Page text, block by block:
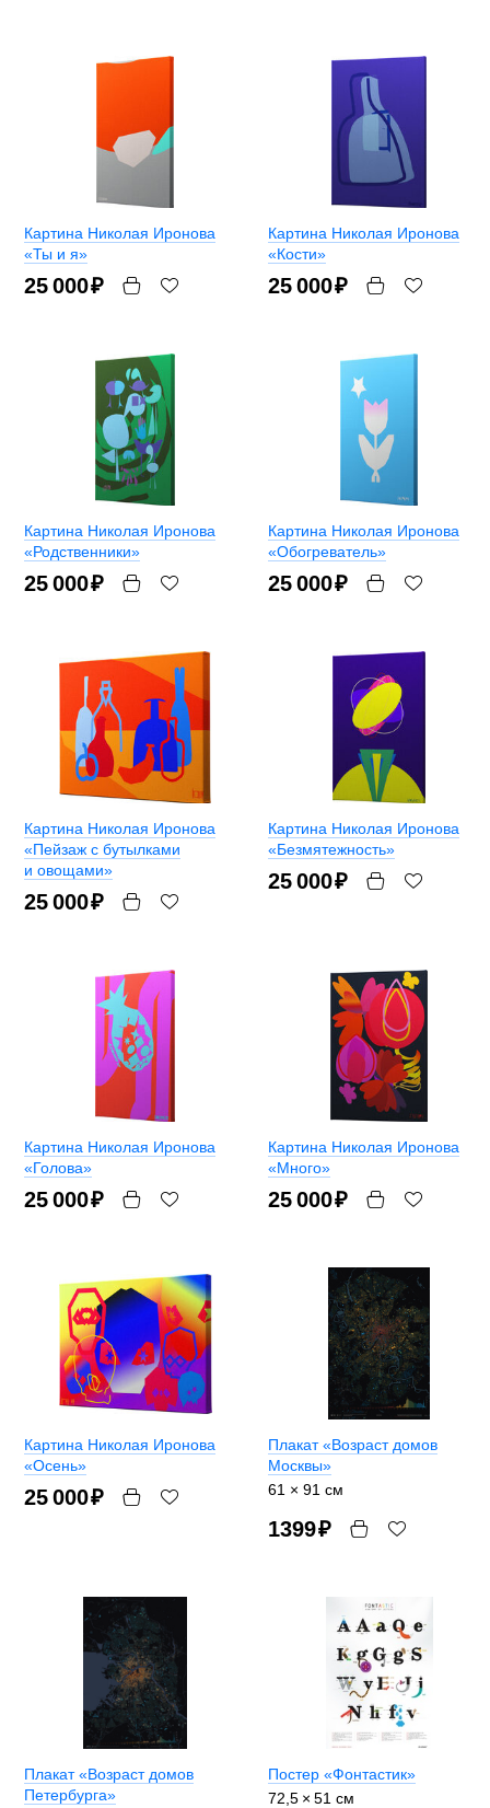
Картина Николая Иронова
«Ты и я»
25 000₽
Картина Николая Иронова
«Кости»
25 000₽
Картина Николая Иронова
«Родственники»
25 000₽
Картина Николая Иронова
«Обогреватель»
25 000₽
Картина Николая Иронова
«Пейзаж с бутылками
и овощами»
25 000₽
Картина Николая Иронова
«Безмятежность»
25 000₽
Картина Николая Иронова
«Голова»
25 000₽
Картина Николая Иронова
«Много»
25 000₽
Картина Николая Иронова
«Осень»
25 000₽
Плакат «Возраст домов
Москвы»
61 × 91 см
1399₽
Плакат «Возраст домов
Петербурга»
Постер «Фонтастик»
72,5 × 51 см